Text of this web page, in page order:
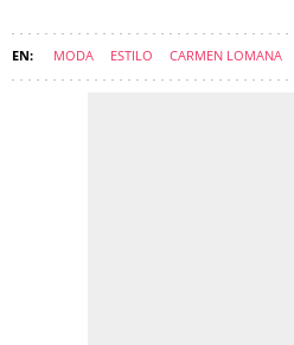
MODA ESTILO CARMEN LOMANA